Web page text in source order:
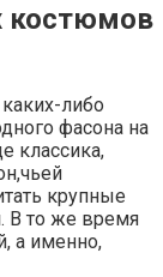
либо
фасона на
классика,
крупные
В то же время
а именно,